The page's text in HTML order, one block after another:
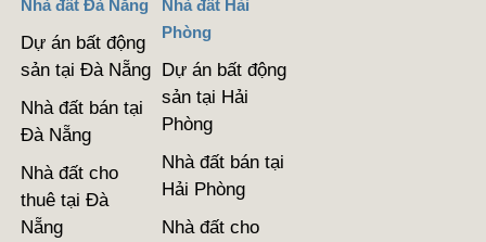
Nhà đất Đà Nẵng
Dự án bất động
sản tại Đà Nẵng
Nhà đất bán tại
Đà Nẵng
Nhà đất cho
thuê tại Đà
Nẵng
Nhà đất Hải
Phòng
Dự án bất động
sản tại Hải
Phòng
Nhà đất bán tại
Hải Phòng
Nhà đất cho